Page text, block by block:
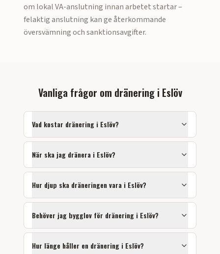
om lokal VA-anslutning innan arbetet startar –
felaktig anslutning kan ge återkommande
översvämning och sanktionsavgifter.
Vanliga frågor om dränering i Eslöv
Vad kostar dränering i Eslöv?
När ska jag dränera i Eslöv?
Hur djup ska dräneringen vara i Eslöv?
Behöver jag bygglov för dränering i Eslöv?
Hur länge håller en dränering i Eslöv?